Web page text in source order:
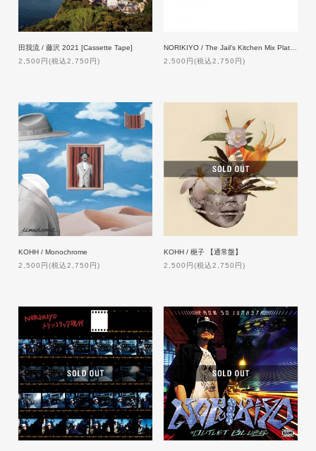
田我流 / 藤沢 2021 [Cassette Tape]
2,500円(税込2,750円)
NORIKIYO / The Jail’s Kitchen Mix Plate Coppepan Sticker【特典付】
2,500円(税込2,750円)
KOHH / Monochrome
2,500円(税込2,750円)
KOHH / 梔子 【通常盤】
2,500円(税込2,750円)